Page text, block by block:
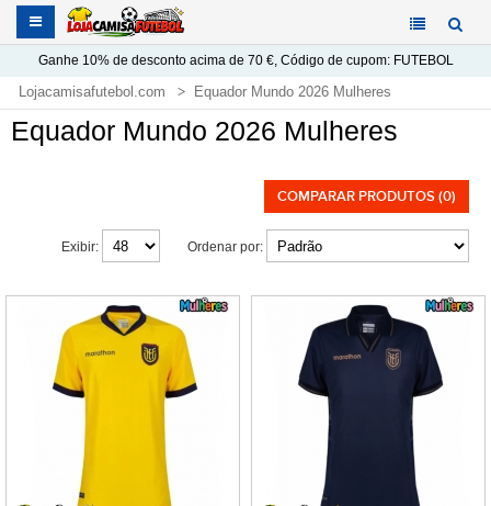
Ganhe 10%de desconto acima de 70 €, Código de cupom: FUTEBOL
Lojacamisafutebol.com Equador Mundo 2026 Mulheres
Equador Mundo 2026 Mulheres
COMPARAR PRODUTOS (0)
Ordenar por:
Exibir: